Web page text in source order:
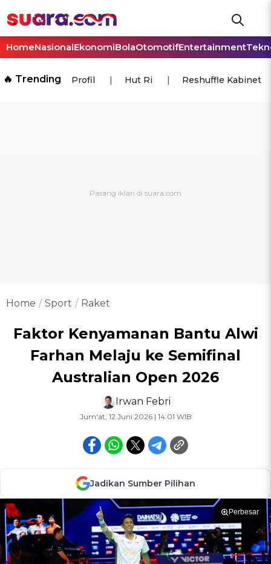
HomeNasionalEkonomiBolaOtomotifEntertainment
🔥 Trending Profil Hut Ri Reshuffle Kabinet
Home Sport Raket
Faktor Kenyamanan Bantu Alwi
Farhan Melaju ke Semifinal
Australian Open 2026
Irwan Febri
Jum'at, 12 Juni 2026 | 14:01 WIB
Jadikan Sumber Pilihan
Perbesar